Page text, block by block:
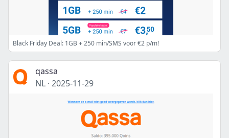
Black Friday Deal: 1GB + 250 min/SMS voor €2 p/m!
qassa
NL · 2025-11-29